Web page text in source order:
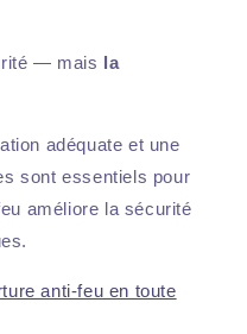
— mais la
adéquate et une
sont essentiels pour
améliore la sécurité
anti-feu en toute